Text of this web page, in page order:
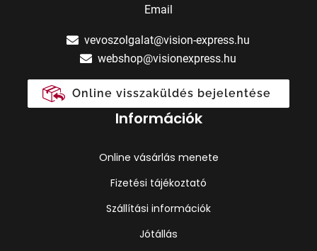
Email
vevoszolgalat@vision-express.hu
webshop@visionexpress.hu
Online visszaküldés bejelentése
Információk
Online vásárlás menete
Fizetési tájékoztató
Szállítási információk
Jótállás